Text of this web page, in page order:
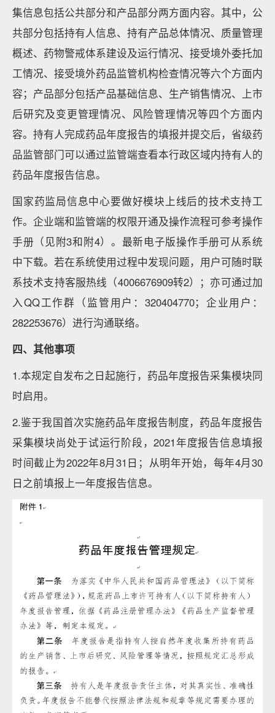
集信息包括公共部分和产品部分两方面内容。其中，公
共部分包括持有人信息、持有产品总体情况、质量管理
概述、药物警戒体系建设及运行情况、接受境外委托加
工情况、接受境外药品监管机构检查情况等六个方面内
容；产品部分包括产品基础信息、生产销售情况、上市
后研究及变更管理情况、风险管理情况等四个方面内
容。持有人完成药品年度报告的填报并提交后，省级药
品监管部门可以通过监管端查看本行政区域内持有人的
药品年度报告信息。
国家药监局信息中心要做好模块上线后的技术支持工
作。企业端和监管端的权限开通及操作流程可参考操作
手册（见附3和附4）。最新电子版操作手册可从系统
中下载。若在系统使用过程中发现问题，用户可随时联
系技术支持客服热线（4006676909转2）；亦可通过加
入QQ工作群（监管用户：320404770；企业用户：
282253676）进行沟通联络。
四、其他事项
1.本规定自发布之日起施行，药品年度报告采集模块同
时启用。
2.鉴于我国首次实施药品年度报告制度，药品年度报告
采集模块尚处于试运行阶段，2021年度报告信息填报
时间截止为2022年8月31日；从明年开始，每年4月30
日之前填报上一年度报告信息。